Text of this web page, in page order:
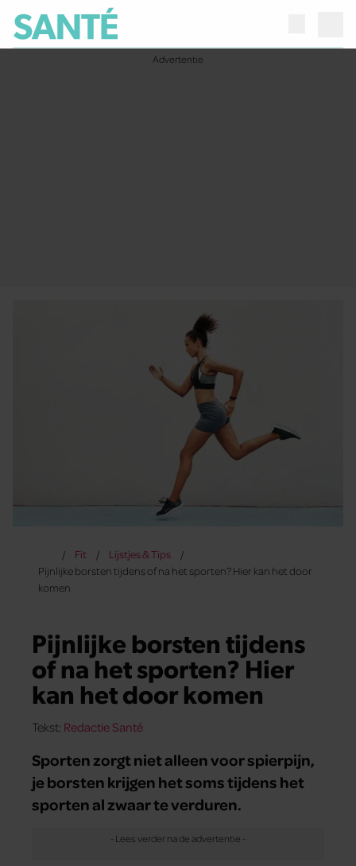
Fit
Lijstjes & Tips
Pijnlijke borsten tijdens of na het sporten? Hier kan het door
komen
Pijnlijke borsten tijdens
of na het sporten? Hier
kan het door komen
Tekst: Redactie Santé
Sporten zorgt niet alleen voor spierpijn,
je borsten krijgen het soms tijdens het
sporten al zwaar te verduren.